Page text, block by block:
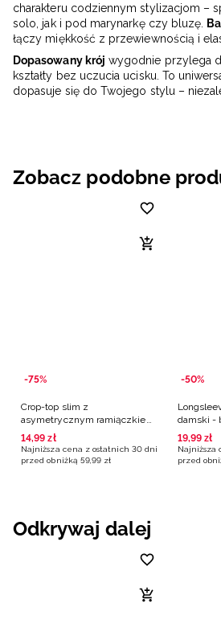
charakteru codziennym stylizacjom –
solo, jak i pod marynarkę czy bluzę.
łączy miękkość z przewiewnością i
Dopasowany krój wygodnie przylega
kształty bez uczucia ucisku. To
dopasuje się do Twojego stylu –
Zobacz podobne
-75%
Crop-top slim z
asymetrycznym ramiączkiem
damski - beżowy
14,99 zł
Najniższa cena z ostatnich 30 dni
przed obniżką 59,99 zł
-50%
damski -
19,99 zł
Najniższa
przed
Odkrywaj dalej